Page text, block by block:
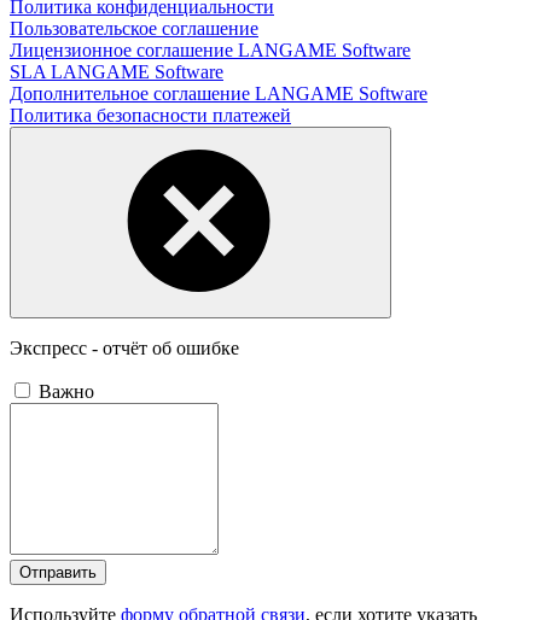
Политика конфиденциальности
Пользовательское соглашение
Лицензионное соглашение LANGAME Software
SLA LANGAME Software
Дополнительное соглашение LANGAME Software
Политика безопасности платежей
Экспресс - отчёт об ошибке
Важно
Отправить
Используйте форму обратной связи, если хотите указать